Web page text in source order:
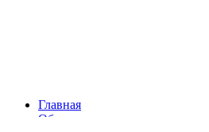
Главная
Объявления